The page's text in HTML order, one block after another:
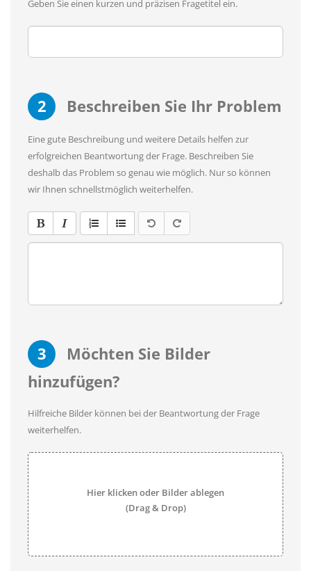
Geben Sie einen kurzen und präzisen Fragetitel ein.
2 Beschreiben Sie Ihr Problem
Eine gute Beschreibung und weitere Details helfen zur
erfolgreichen Beantwortung der Frage. Beschreiben Sie
deshalb das Problem so genau wie möglich. Nur so können
wir Ihnen schnellstmöglich weiterhelfen.
3
Möchten Sie Bilder
hinzufügen?
Hilfreiche Bilder können bei der Beantwortung der Frage
weiterhelfen.
Hier klicken oder Bilder ablegen
(Drag & Drop)